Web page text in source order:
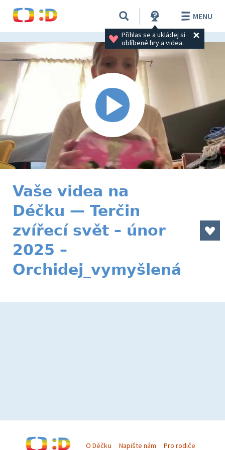
Přihlas se a ukládej si
oblíbené hry a videa.
MENU
Vaše videa na
Déčku — Terčin
zvířecí svět – únor
2025 –
Orchidej_vymyšlená
O Déčku Napište nám Pro rodiče